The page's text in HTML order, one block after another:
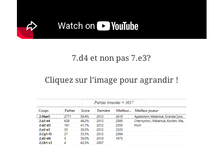
7.d4 et non pas 7.e3?
Cliquez sur l’image pour agrandir !